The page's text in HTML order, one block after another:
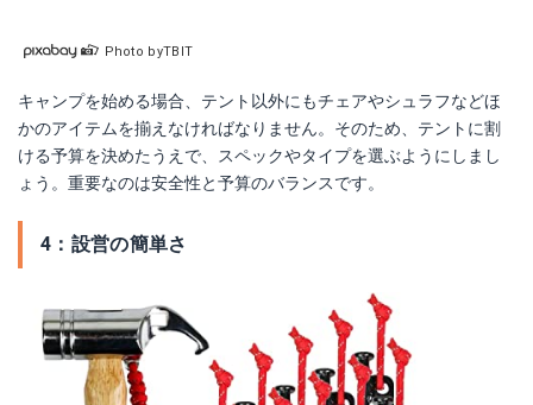
Photo byTBIT
キャンプを始める場合、テント以外にもチェアやシュラフなどほ
かのアイテムを揃えなければなりません。そのため、テントに割
ける予算を決めたうえで、スペックやタイプを選ぶようにしまし
ょう。重要なのは安全性と予算のバランスです。
4：設営の簡単さ